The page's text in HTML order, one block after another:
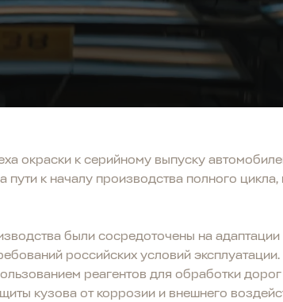
окраски к серийному выпуску
к началу производства полного цикла,
были сосредоточены на
российских условий
реагентов для обработки
кузова от коррозии и внешнего